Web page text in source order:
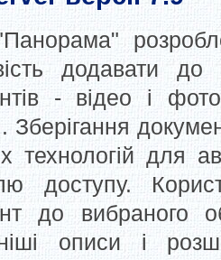
додавати до
- відео і
Зберігання
технологій для
доступу.
до вибраного
описи і